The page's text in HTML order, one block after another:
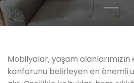
Mobilyalar, yaşam
konforunu belirleyen en önemli